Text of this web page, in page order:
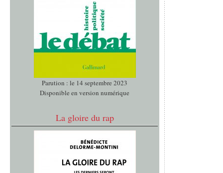
Parution : le 14 septembre 2023
Disponible en version numérique
La gloire du rap